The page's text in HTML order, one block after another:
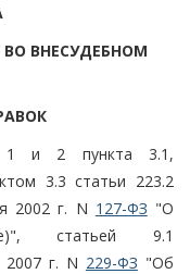
ВНЕСУДЕБНОМ
1 и 2 пункта 3.1,
3.3 статьи 223.2
2002 г. N 127-ФЗ "О
статьей 9.1
г. N 229-ФЗ "Об